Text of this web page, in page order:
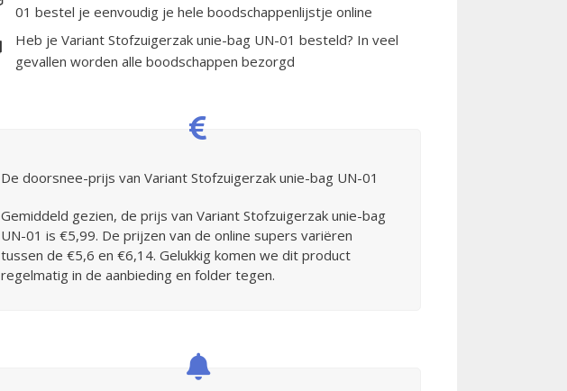
01 bestel je eenvoudig je hele boodschappenlijstje online
Heb je Variant Stofzuigerzak unie-bag UN-01 besteld? In veel
gevallen worden alle boodschappen bezorgd
De doorsnee-prijs van Variant Stofzuigerzak unie-bag UN-01
Gemiddeld gezien, de prijs van Variant Stofzuigerzak unie-bag
UN-01 is €5,99. De prijzen van de online supers variëren
tussen de €5,6 en €6,14. Gelukkig komen we dit product
regelmatig in de aanbieding en folder tegen.